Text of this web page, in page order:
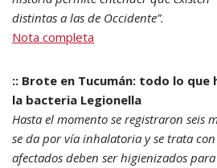
distintas a las de Occidente”.
Nota completa
:: Brote en Tucumán: todo lo que
la bacteria Legionella
Hasta el momento se registraron seis
se da por vía inhalatoria y se trata
afectados deben ser higienizados